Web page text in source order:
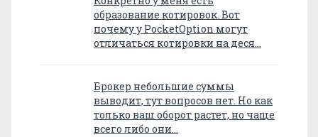
образование котировок. Вот
почему у PocketOption могут
отличаться котировки на деся…
Брокер небольшие суммы
выводит, тут вопросов нет. Но как
только ваш оборот растет, но чаще
всего либо они…